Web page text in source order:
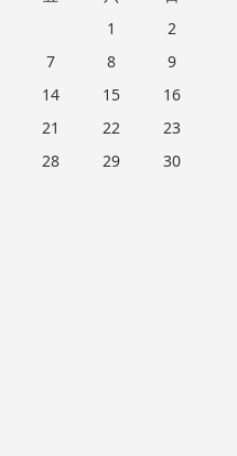
1
2
7 8
9
14 15
16
21 22
23
28 29
30